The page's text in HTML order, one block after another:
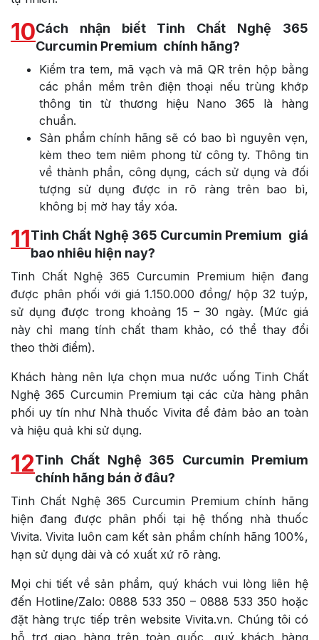
10Cách nhận biết Tinh Chất Nghệ 365
Curcumin Premium chính hãng?
Kiểm tra tem, mã vạch và mã QR trên hộp bằng
các phần mềm trên điện thoại nếu trùng khớp
thông tin từ thương hiệu Nano 365 là hàng
chuẩn.
Sản phẩm chính hãng sẽ có bao bì nguyên vẹn,
kèm theo tem niêm phong từ công ty. Thông tin
về thành phần, công dụng, cách sử dụng và đối
tượng sử dụng được in rõ ràng trên bao bì,
không bị mờ hay tẩy xóa.
11Tinh Chất Nghệ 365 Curcumin Premium giá
bao nhiêu hiện nay?
Tinh Chất Nghệ 365 Curcumin Premium hiện đang
được phân phối với giá 1.150.000 đồng/ hộp 32 tuýp,
sử dụng được trong khoảng 15 – 30 ngày. (Mức giá
này chỉ mang tính chất tham khảo, có thể thay đổi
theo thời điểm).
Khách hàng nên lựa chọn mua nước uống Tinh Chất
Nghệ 365 Curcumin Premium tại các cửa hàng phân
phối uy tín như Nhà thuốc Vivita để đảm bảo an toàn
và hiệu quả khi sử dụng.
12Tinh Chất Nghệ 365 Curcumin Premium
chính hãng bán ở đâu?
Tinh Chất Nghệ 365 Curcumin Premium chính hãng
hiện đang được phân phối tại hệ thống nhà thuốc
Vivita. Vivita luôn cam kết sản phẩm chính hãng 100%,
hạn sử dụng dài và có xuất xứ rõ ràng.
Mọi chi tiết về sản phẩm, quý khách vui lòng liên hệ
đến Hotline/Zalo: 0888 533 350 – 0888 533 350 hoặc
đặt hàng trực tiếp trên website Vivita.vn. Chúng tôi có